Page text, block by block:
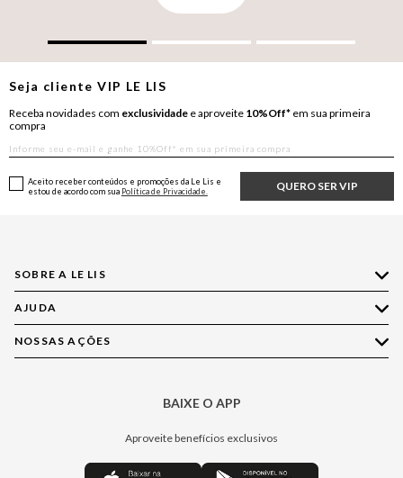
Seja clienteVIP LE LIS
Receba novidades com exclusividade e aproveite 10%Off* em sua primeira
compra
QUERO SER VIP
Aceito receber conteúdos e promoções da Le Lis e
estou de acordo com sua Política de Privacidade.
SOBRE A LE LIS
Quem Somos
Nossas Lojas
Política de Privacidade
AJUDA
Compre pelo WhatsApp
Central de Relacionamento
NOSSAS AÇÕES
BAIXE O APP
Aproveite benefícios exclusivos